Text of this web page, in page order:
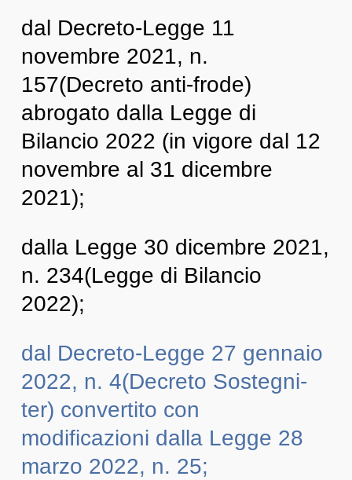
dal Decreto-Legge 11
novembre 2021, n.
157(Decreto anti-frode)
abrogato dalla Legge di
Bilancio 2022 (in vigore dal 12
novembre al 31 dicembre
2021);
dalla Legge 30 dicembre 2021,
n. 234(Legge di Bilancio
2022);
dal Decreto-Legge 27 gennaio
2022, n. 4(Decreto Sostegni-
ter) convertito con
modificazioni dalla Legge 28
marzo 2022, n. 25;